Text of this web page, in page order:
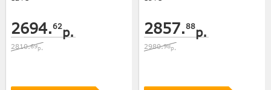
2694.62р.
2810.69р.
2857.88р.
2980.98р.